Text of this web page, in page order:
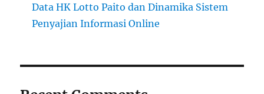
Data HK Lotto Paito dan Dinamika Sistem
Penyajian Informasi Online